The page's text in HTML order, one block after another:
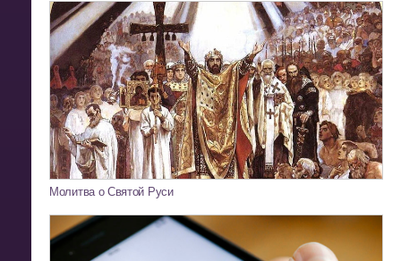
Молитва о Святой Руси